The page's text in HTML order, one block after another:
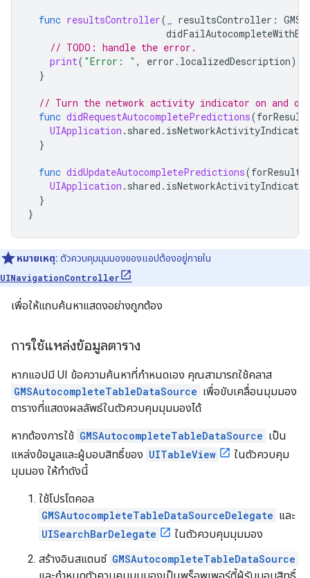
func resultsController( resultsController :
// TODO: handle the error.
print( "Error: " , error . localizedDescription)
}
// Turn the network activity indicator on and
func didRequestAutocompletePredictions(
UIApplication . shared .
}
func didUpdateAutocompletePredictions(
UIApplication . shared .
}
}
หมายเหตุ: ตัวควบคุมมุมมองของแอปต้องอยู่ภายใน
UINavigationController
เพื่อให้แถบค้นหาแสดงอย่างถูกต้อง
การใช้แหล่งข้อมูลตาราง
หากแอปมี UI ข้อความค้นหาที่กำหนดเอง คุณสามารถใช้คลาส
GMSAutocompleteTableDataSource เพื่อขับเคลื่อนมุมมอง
ตารางที่แสดงผลลัพธ์ในตัวควบคุมมุมมองได้
หากต้องการใช้ GMSAutocompleteTableDataSource เป็น
แหล่งข้อมูลและผู้มอบสิทธิ์ของ UITableView
ในตัวควบคุม
มุมมอง ให้ทำดังนี้
ใช้โปรโตคอล
GMSAutocompleteTableDataSourceDelegate และ
UISearchBarDelegate
ในตัวควบคุมมุมมอง
สร้างอินสแตนซ์ GMSAutocompleteTableDataSource